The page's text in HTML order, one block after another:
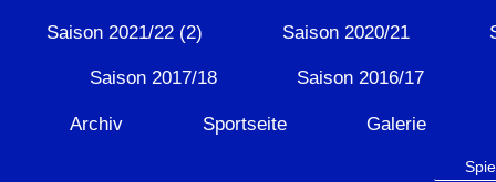
Saison 2021/22 (2) Saison 2020/21
Saison 2017/18 Saison 2016/17
Archiv Sportseite Galerie